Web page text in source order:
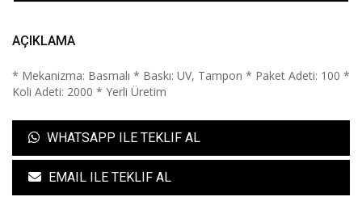
AÇIKLAMA
* Mekanizma: Basmalı * Baskı: UV, Tampon * Paket Adeti: 100 *
Koli Adeti: 2000 * Yerli Üretim
WHATSAPP ILE TEKLIF AL
EMAIL ILE TEKLIF AL